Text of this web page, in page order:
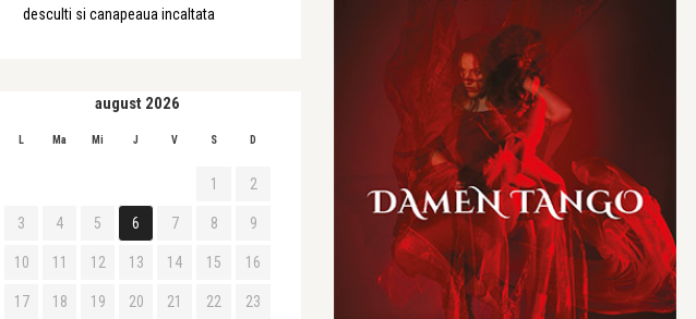
desculti si canapeaua incaltata
august 2026
L Ma Mi J V S D
1 2
3 4 5 6 7 8 9
10 11 12 13 14 15 16
17 18 19 20 21 22 23